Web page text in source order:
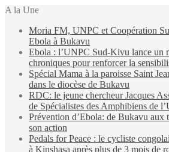
A la Une
Moria FM, UNPC et Coopération
Ebola à Bukavu
Ebola : l’UNPC Sud-Kivu lance un
chroniques pour renforcer la
Spécial Mama à la paroisse Saint
dans le diocèse de Bukavu
RDC: le jeune chercheur Jacques
de Spécialistes des Amphibiens de
Prévention d’Ebola: de Bukavu aux
son action
Pedals for Peace : le cycliste
à Kinshasa après plus de 3 mois de